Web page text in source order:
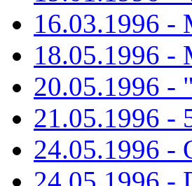
16.03.1996 -
18.05.1996 -
20.05.1996 -
21.05.1996 -
24.05.1996 -